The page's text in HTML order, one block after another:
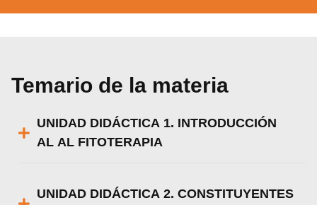
Temario de la materia
UNIDAD DIDÁCTICA 1. INTRODUCCIÓN
AL AL FITOTERAPIA
UNIDAD DIDÁCTICA 2. CONSTITUYENTES